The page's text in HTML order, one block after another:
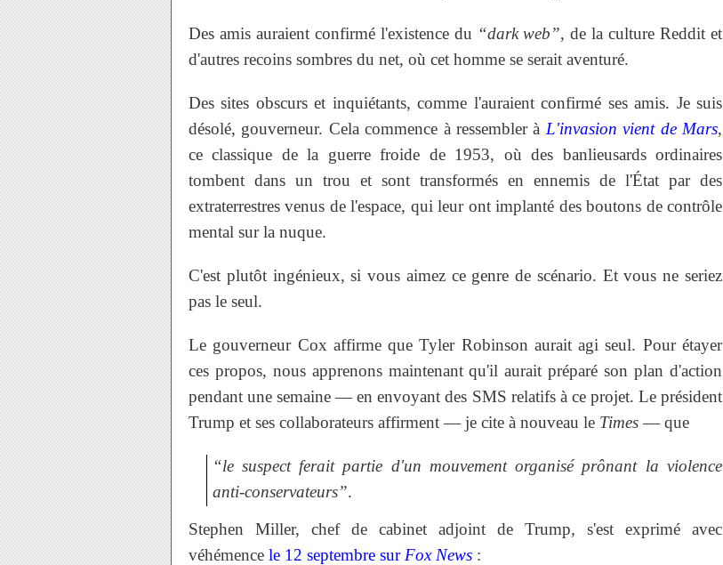
Des amis auraient confirmé l'existence du “dark web”, de la culture Reddit et
d'autres recoins sombres du net, où cet homme se serait aventuré.
Des sites obscurs et inquiétants, comme l'auraient confirmé ses amis. Je suis
désolé, gouverneur. Cela commence à ressembler à L'invasion vient de Mars,
ce classique de la guerre froide de 1953, où des banlieusards ordinaires
tombent dans un trou et sont transformés en ennemis de l'État par des
extraterrestres venus de l'espace, qui leur ont implanté des boutons de contrôle
mental sur la nuque.
C'est plutôt ingénieux, si vous aimez ce genre de scénario. Et vous ne seriez
pas le seul.
Le gouverneur Cox affirme que Tyler Robinson aurait agi seul. Pour étayer
ces propos, nous apprenons maintenant qu'il aurait préparé son plan d'action
pendant une semaine — en envoyant des SMS relatifs à ce projet. Le président
Trump et ses collaborateurs affirment — je cite à nouveau le Times— que
“le suspect ferait partie d'un mouvement organisé prônant la violence
anti-conservateurs”.
Stephen Miller, chef de cabinet adjoint de Trump, s'est exprimé avec
véhémence le 12 septembre sur Fox News :